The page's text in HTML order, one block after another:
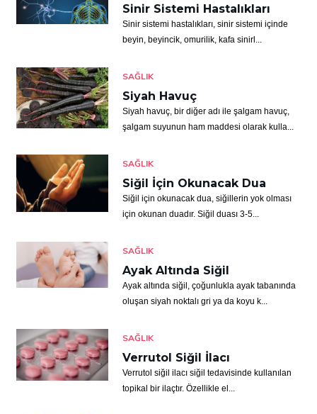
Sinir Sistemi Hastalıkları
Sinir sistemi hastalıkları, sinir sistemi içinde
beyin, beyincik, omurilik, kafa sinirl...
SAĞLIK
Siyah Havuç
Siyah havuç, bir diğer adı ile şalgam havuç,
şalgam suyunun ham maddesi olarak kulla...
SAĞLIK
Siğil İçin Okunacak Dua
Siğil için okunacak dua, siğillerin yok olması
için okunan duadır. Siğil duası 3-5...
SAĞLIK
Ayak Altında Siğil
Ayak altında siğil, çoğunlukla ayak tabanında
oluşan siyah noktalı gri ya da koyu k...
SAĞLIK
Verrutol Siğil İlacı
Verrutol siğil ilacı siğil tedavisinde kullanılan
topikal bir ilaçtır. Özellikle el...